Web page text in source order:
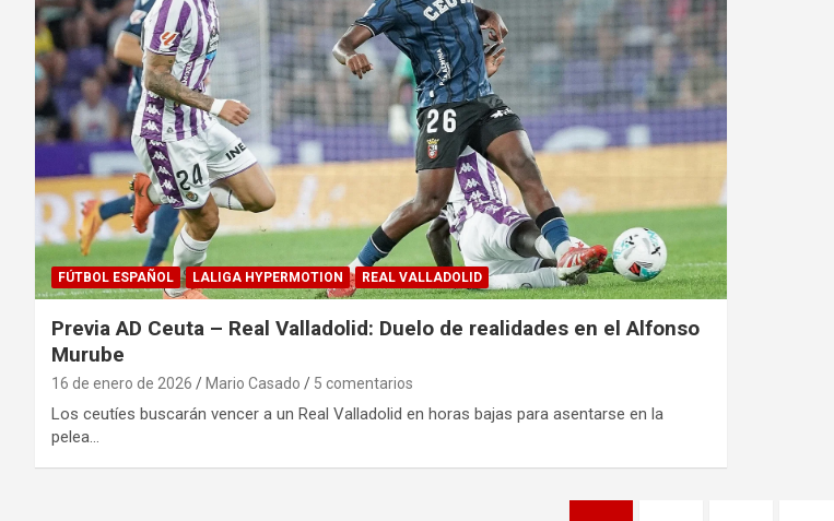
FÚTBOL ESPAÑOL LALIGA HYPERMOTION REAL VALLADOLID
Previa AD Ceuta – Real Valladolid: Duelo de realidades en el Alfonso
Murube
16 de enero de 2026 Mario Casado 5 comentarios
Los ceutíes buscarán vencer a un Real Valladolid en horas bajas para asentarse en la
pelea…